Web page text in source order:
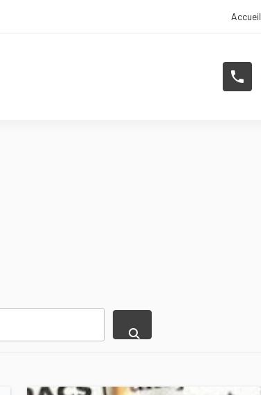
Accueil
phone